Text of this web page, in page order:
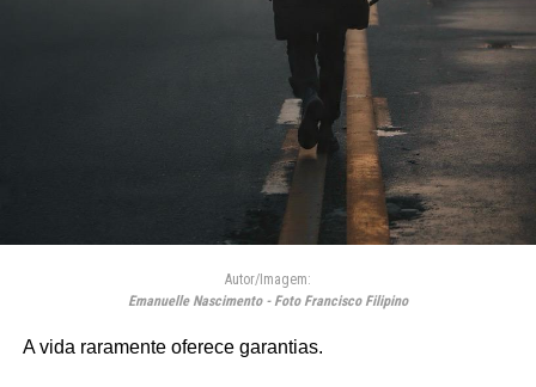
Autor/Imagem:
Emanuelle Nascimento - Foto Francisco Filipino
A vida raramente oferece garantias.